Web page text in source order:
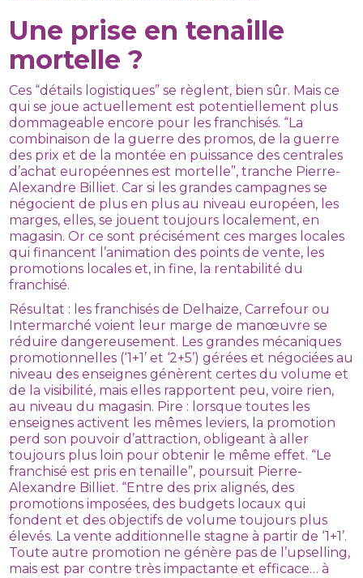
Une prise en tenaille
mortelle ?
Ces “détails logistiques” se règlent, bien sûr. Mais ce
qui se joue actuellement est potentiellement plus
dommageable encore pour les franchisés. “La
combinaison de la guerre des promos, de la guerre
des prix et de la montée en puissance des centrales
d’achat européennes est mortelle”, tranche Pierre-
Alexandre Billiet. Car si les grandes campagnes se
négocient de plus en plus au niveau européen, les
marges, elles, se jouent toujours localement, en
magasin. Or ce sont précisément ces marges locales
qui financent l’animation des points de vente, les
promotions locales et, in fine, la rentabilité du
franchisé.
Résultat : les franchisés de Delhaize, Carrefour ou
Intermarché voient leur marge de manœuvre se
réduire dangereusement. Les grandes mécaniques
promotionnelles (‘1+1’ et ‘2+5’) gérées et négociées au
niveau des enseignes génèrent certes du volume et
de la visibilité, mais elles rapportent peu, voire rien,
au niveau du magasin. Pire : lorsque toutes les
enseignes activent les mêmes leviers, la promotion
perd son pouvoir d’attraction, obligeant à aller
toujours plus loin pour obtenir le même effet. “Le
franchisé est pris en tenaille”, poursuit Pierre-
Alexandre Billiet. “Entre des prix alignés, des
promotions imposées, des budgets locaux qui
fondent et des objectifs de volume toujours plus
élevés. La vente additionnelle stagne à partir de ‘1+1’.
Toute autre promotion ne génère pas de l’upselling,
mais est par contre très impactante et efficace… à